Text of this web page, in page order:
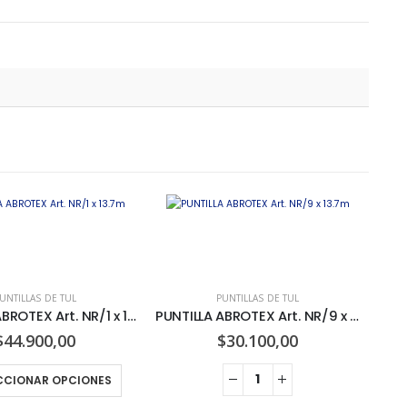
DE TUL
PUNTILLA ABROTEX Art. NR/1 x 13.7m
44.900,00
OPCIONES
PUNTILLAS DE TUL
PUNTILLA ABROTEX Art. NR/9 x 13.7m
$30.100,00